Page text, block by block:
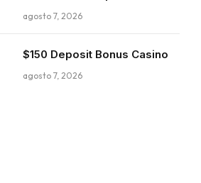
agosto 7, 2026
$150 Deposit Bonus Casino
agosto 7, 2026